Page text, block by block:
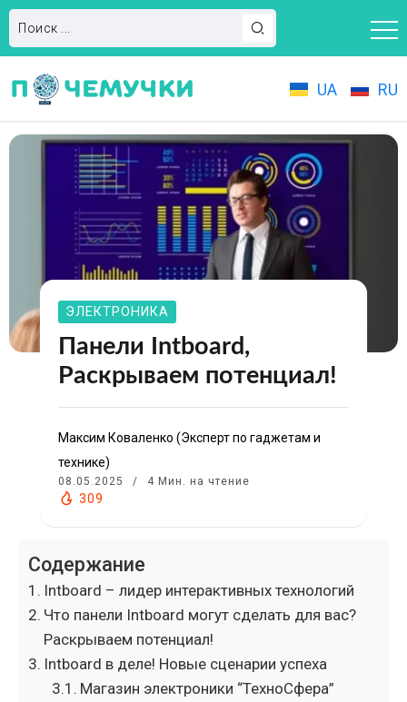
UA RU
ЭЛЕКТРОНИКА
Панели Intboard,
Раскрываем потенциал!
Максим Коваленко (Эксперт по гаджетам и
технике)
08.05.2025 4 Мин. на чтение
309
Содержание
Intboard – лидер интерактивных технологий
Что панели Intboard могут сделать для вас?
Раскрываем потенциал!
Intboard в деле! Новые сценарии успеха
Магазин электроники “ТехноСфера”